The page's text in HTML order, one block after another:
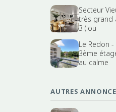
Secteur
très grand
3 (lou
Le Redon
3ème
au calme
AUTRES